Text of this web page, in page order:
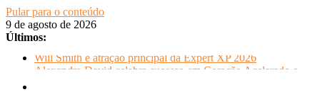
Pular para o conteúdo
9 de agosto de 2026
Últimos:
Will Smith é atração principal da Expert XP 2026
Alexandre David celebra sucesso em Coração Acelerado e